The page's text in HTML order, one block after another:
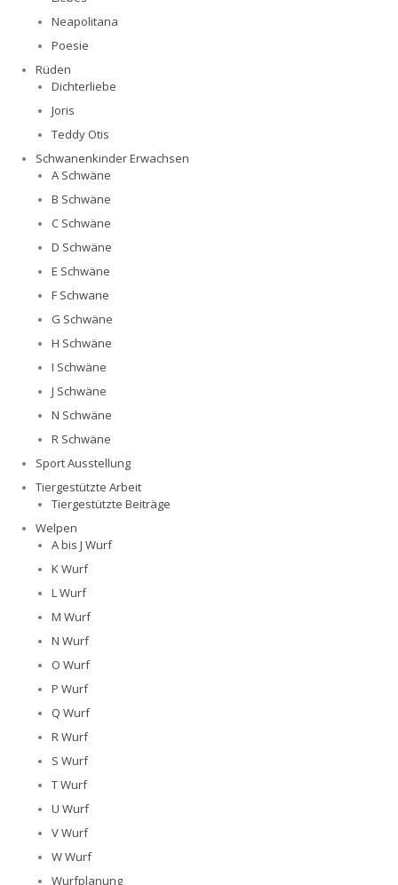
Neapolitana
Poesie
Rüden
Dichterliebe
Joris
Teddy Otis
Schwanenkinder Erwachsen
A Schwäne
B Schwäne
C Schwäne
D Schwäne
E Schwäne
F Schwane
G Schwäne
H Schwäne
I Schwäne
J Schwäne
N Schwäne
R Schwäne
Sport Ausstellung
Tiergestützte Arbeit
Tiergestützte Beiträge
Welpen
A bis J Wurf
K Wurf
L Wurf
M Wurf
N Wurf
O Wurf
P Wurf
Q Wurf
R Wurf
S Wurf
T Wurf
U Wurf
V Wurf
W Wurf
Wurfplanung